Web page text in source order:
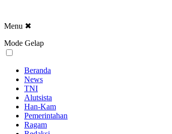
Menu ✖
Mode Gelap
Beranda
News
TNI
Alutsista
Han-Kam
Pemerintahan
Ragam